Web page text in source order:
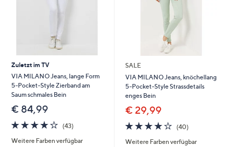
Zuletzt im TV
VIA MILANO Jeans, lange Form
5-Pocket-Style Zierband am
Saum schmales Bein
€ 84,99
4.2
von
5
(43)43
Weitere Farben verfügbar
SALE
VIA MILANO Jeans, knöchellang
5-Pocket-Style Strassdetails
enges Bein
€ 29,99
3.8
von
5
(40)40
Weitere Farben verfügbar